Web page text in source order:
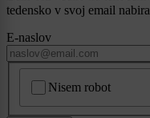
tedensko v svoj email
E-naslov
Nisem robot